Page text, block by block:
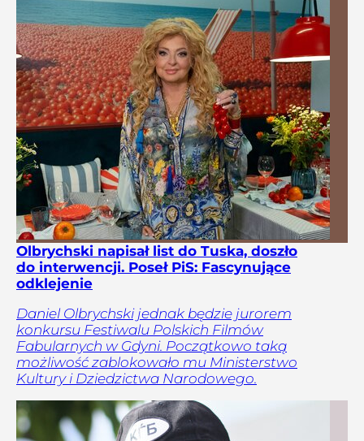
Olbrychski napisał list do Tuska, doszło
do interwencji. Poseł PiS: Fascynujące
odklejenie
Daniel Olbrychski jednak będzie jurorem
konkursu Festiwalu Polskich Filmów
Fabularnych w Gdyni. Początkowo taką
możliwość zablokowało mu Ministerstwo
Kultury i Dziedzictwa Narodowego.